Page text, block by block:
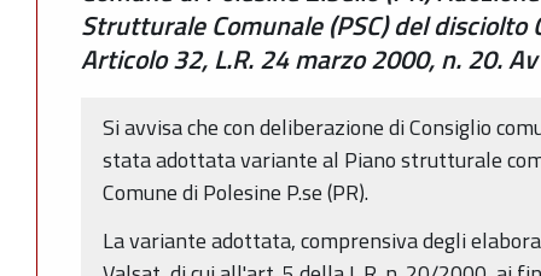
Strutturale Comunale (PSC) del disciolto
Articolo 32, L.R. 24 marzo 2000, n. 20.
Si avvisa che con deliberazione di Consiglio
stata adottata variante al Piano strutturale
Comune di Polesine P.se (PR).
La variante adottata, comprensiva degli